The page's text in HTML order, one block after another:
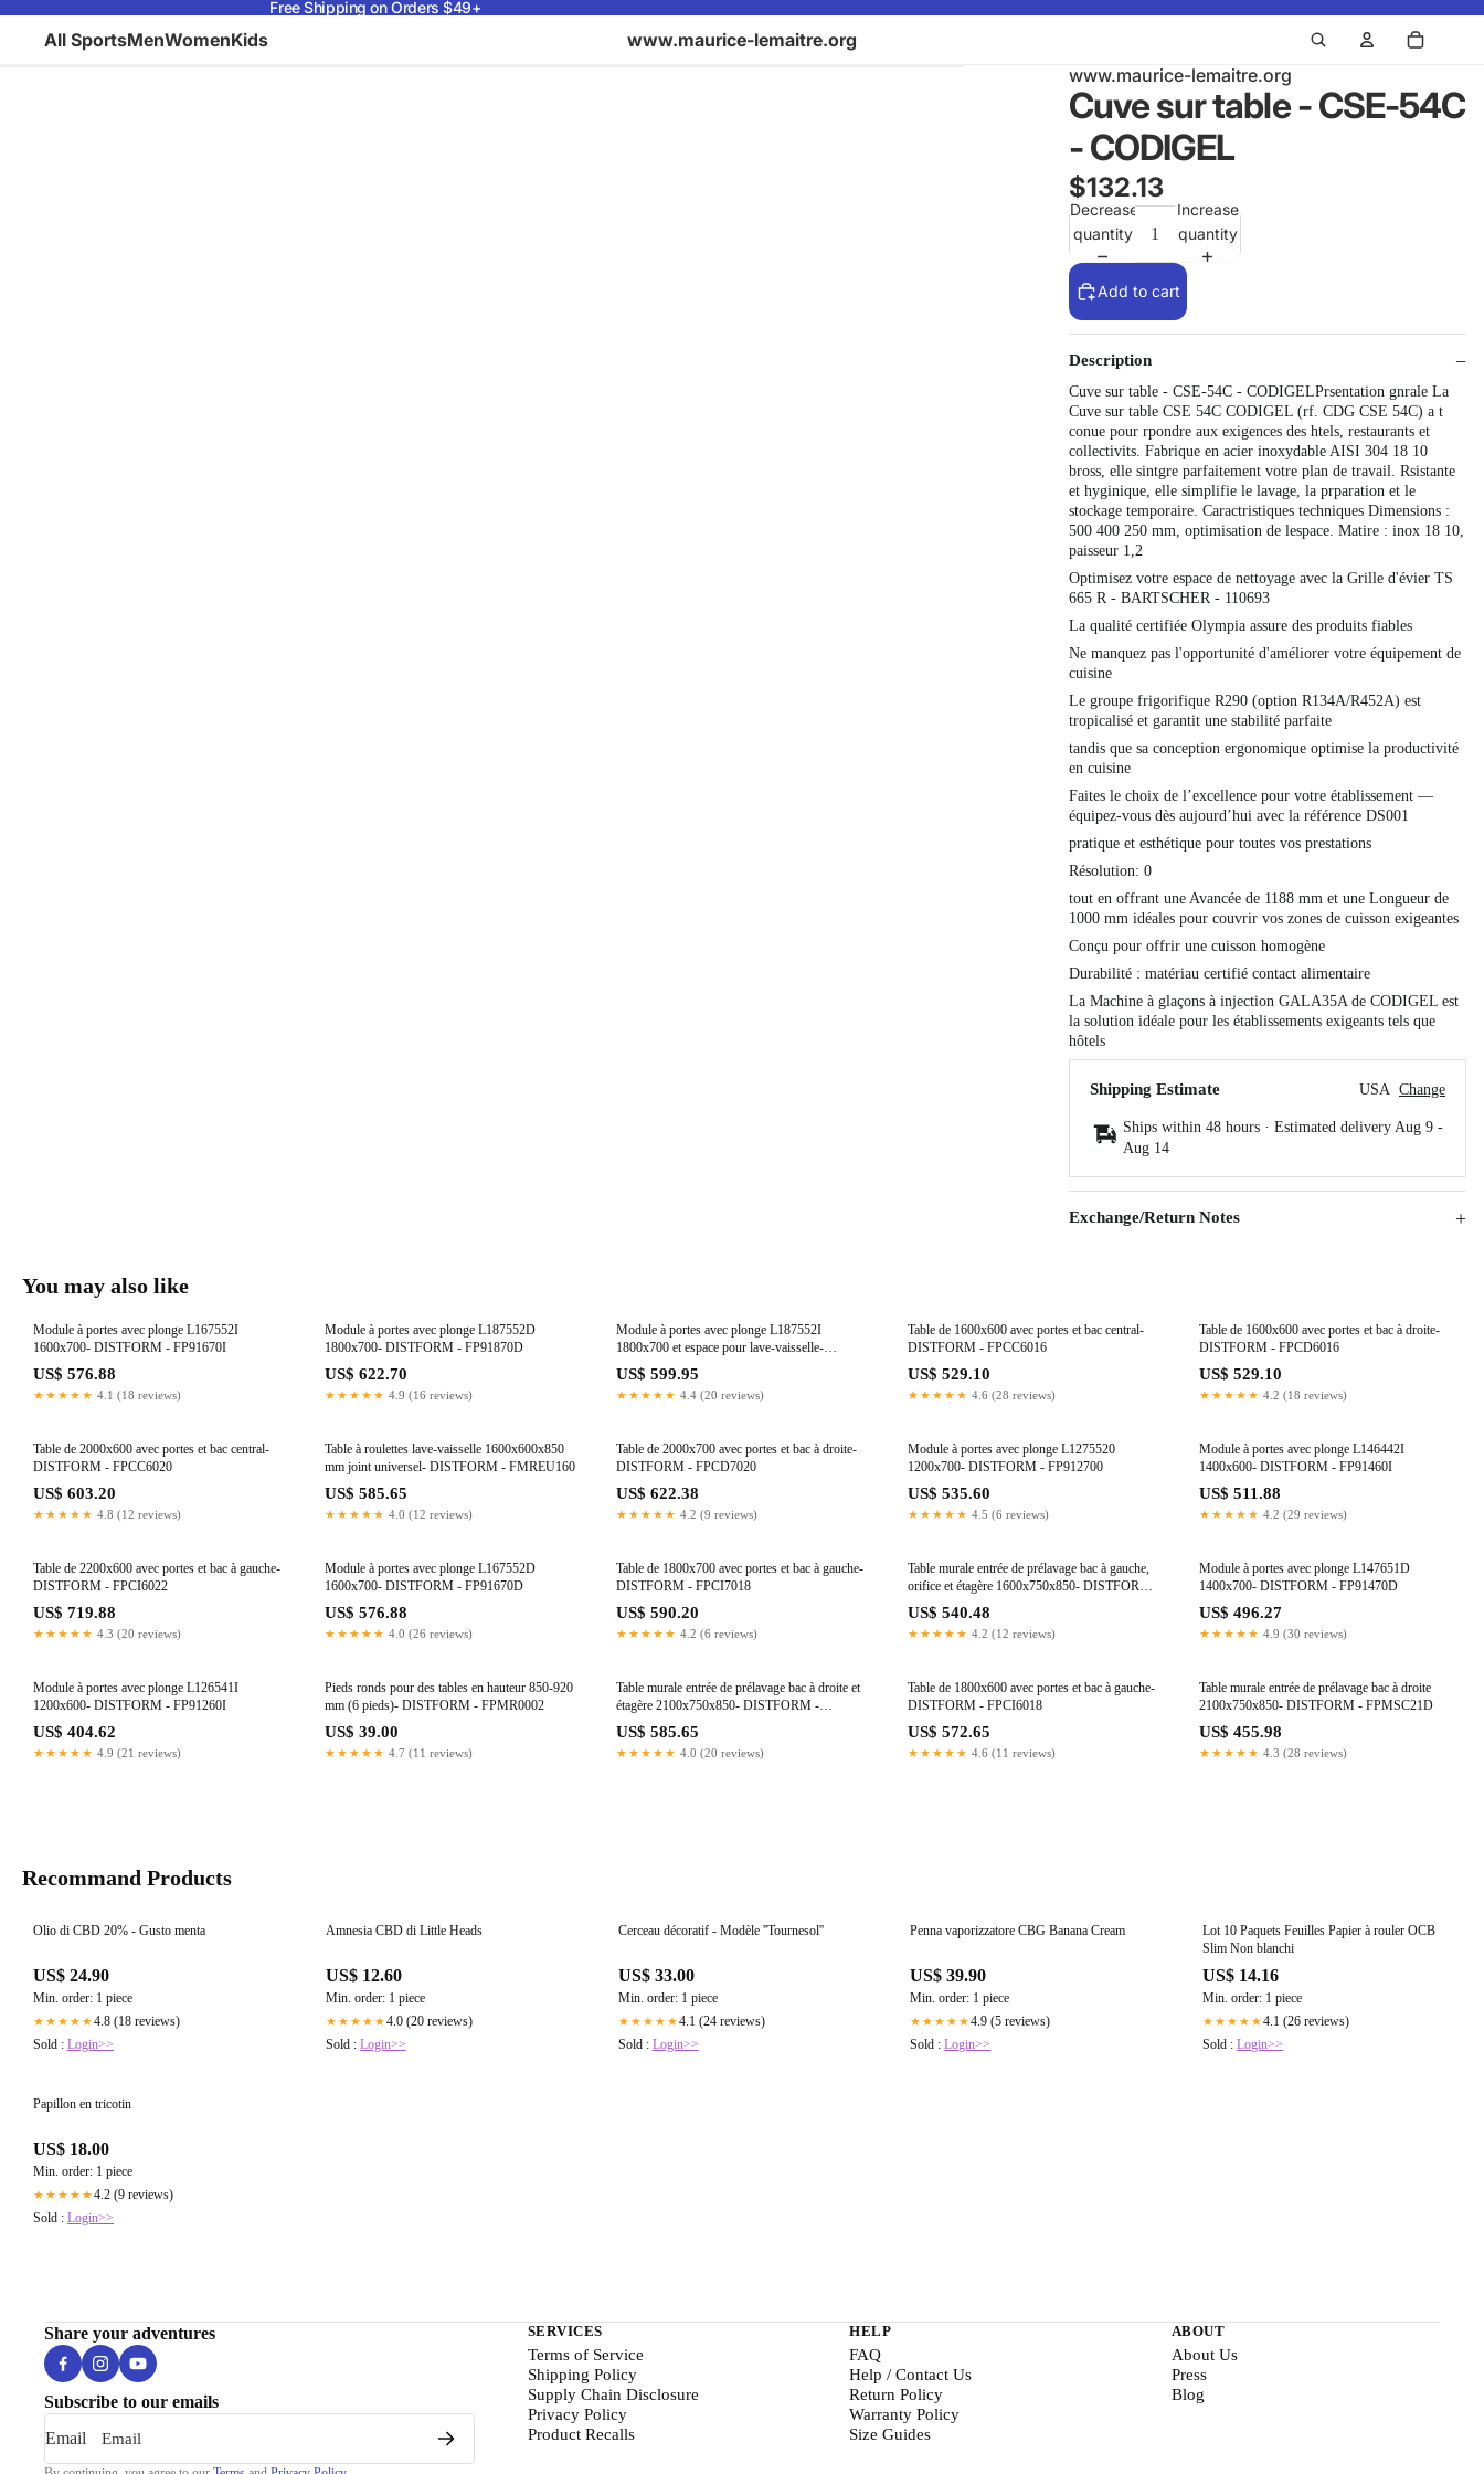
Free Shipping on Orders $49+
All SportsMenWomenKids
www.maurice-lemaitre.org
www.maurice-lemaitre.org
Cuve sur table - CSE-54C
- CODIGEL
$132.13
Decrease
quantity
Increase
quantity
Add to cart
Description
Cuve sur table - CSE-54C - CODIGELPrsentation gnrale La
Cuve sur table CSE 54C CODIGEL (rf. CDG CSE 54C) a t
conue pour rpondre aux exigences des htels, restaurants et
collectivits. Fabrique en acier inoxydable AISI 304 18 10
bross, elle sintgre parfaitement votre plan de travail. Rsistante
et hyginique, elle simplifie le lavage, la prparation et le
stockage temporaire. Caractristiques techniques Dimensions :
500 400 250 mm, optimisation de lespace. Matire : inox 18 10,
paisseur 1,2
Optimisez votre espace de nettoyage avec la Grille d'évier TS
665 R - BARTSCHER - 110693
La qualité certifiée Olympia assure des produits fiables
Ne manquez pas l'opportunité d'améliorer votre équipement de
cuisine
Le groupe frigorifique R290 (option R134A/R452A) est
tropicalisé et garantit une stabilité parfaite
tandis que sa conception ergonomique optimise la productivité
en cuisine
Faites le choix de l’excellence pour votre établissement —
équipez-vous dès aujourd’hui avec la référence DS001
pratique et esthétique pour toutes vos prestations
Résolution: 0
tout en offrant une Avancée de 1188 mm et une Longueur de
1000 mm idéales pour couvrir vos zones de cuisson exigeantes
Conçu pour offrir une cuisson homogène
Durabilité : matériau certifié contact alimentaire
La Machine à glaçons à injection GALA35A de CODIGEL est
la solution idéale pour les établissements exigeants tels que
hôtels
Shipping Estimate USA Change
Ships within 48 hours · Estimated delivery Aug 9 -
Aug 14
Exchange/Return Notes
You may also like
Module à portes avec plonge L167552I
1600x700- DISTFORM - FP91670I
US$ 576.88
★★★★★ 4.1 (18 reviews)
Module à portes avec plonge L187552D
1800x700- DISTFORM - FP91870D
US$ 622.70
★★★★★ 4.9 (16 reviews)
Module à portes avec plonge L187552I
1800x700 et espace pour lave-vaisselle-
DISTFORM - FP9187LI
US$ 599.95
★★★★★ 4.4 (20 reviews)
Table de 1600x600 avec portes et bac central-
DISTFORM - FPCC6016
US$ 529.10
★★★★★ 4.6 (28 reviews)
Table de 1600x600 avec portes et bac à droite-
DISTFORM - FPCD6016
US$ 529.10
★★★★★ 4.2 (18 reviews)
Table de 2000x600 avec portes et bac central-
DISTFORM - FPCC6020
US$ 603.20
★★★★★ 4.8 (12 reviews)
Table à roulettes lave-vaisselle 1600x600x850
mm joint universel- DISTFORM - FMREU160
US$ 585.65
★★★★★ 4.0 (12 reviews)
Table de 2000x700 avec portes et bac à droite-
DISTFORM - FPCD7020
US$ 622.38
★★★★★ 4.2 (9 reviews)
Module à portes avec plonge L1275520
1200x700- DISTFORM - FP912700
US$ 535.60
★★★★★ 4.5 (6 reviews)
Module à portes avec plonge L146442I
1400x600- DISTFORM - FP91460I
US$ 511.88
★★★★★ 4.2 (29 reviews)
Table de 2200x600 avec portes et bac à gauche-
DISTFORM - FPCI6022
US$ 719.88
★★★★★ 4.3 (20 reviews)
Module à portes avec plonge L167552D
1600x700- DISTFORM - FP91670D
US$ 576.88
★★★★★ 4.0 (26 reviews)
Table de 1800x700 avec portes et bac à gauche-
DISTFORM - FPCI7018
US$ 590.20
★★★★★ 4.2 (6 reviews)
Table murale entrée de prélavage bac à gauche,
orifice et étagère 1600x750x850- DISTFORM -
FPAEC16I
US$ 540.48
★★★★★ 4.2 (12 reviews)
Module à portes avec plonge L147651D
1400x700- DISTFORM - FP91470D
US$ 496.27
★★★★★ 4.9 (30 reviews)
Module à portes avec plonge L126541I
1200x600- DISTFORM - FP91260I
US$ 404.62
★★★★★ 4.9 (21 reviews)
Pieds ronds pour des tables en hauteur 850-920
mm (6 pieds)- DISTFORM - FPMR0002
US$ 39.00
★★★★★ 4.7 (11 reviews)
Table murale entrée de prélavage bac à droite et
étagère 2100x750x850- DISTFORM -
FPMEC21D
US$ 585.65
★★★★★ 4.0 (20 reviews)
Table de 1800x600 avec portes et bac à gauche-
DISTFORM - FPCI6018
US$ 572.65
★★★★★ 4.6 (11 reviews)
Table murale entrée de prélavage bac à droite
2100x750x850- DISTFORM - FPMSC21D
US$ 455.98
★★★★★ 4.3 (28 reviews)
Recommand Products
Olio di CBD 20% - Gusto menta
US$ 24.90
Min. order: 1 piece
★★★★★4.8 (18 reviews)
Sold : Login>>
Amnesia CBD di Little Heads
US$ 12.60
Min. order: 1 piece
★★★★★4.0 (20 reviews)
Sold : Login>>
Cerceau décoratif - Modèle ''Tournesol''
US$ 33.00
Min. order: 1 piece
★★★★★4.1 (24 reviews)
Sold : Login>>
Penna vaporizzatore CBG Banana Cream
US$ 39.90
Min. order: 1 piece
★★★★★4.9 (5 reviews)
Sold :Login>>
Lot 10 Paquets Feuilles Papier à rouler OCB
Slim Non blanchi
US$ 14.16
Min. order: 1 piece
★★★★★4.1 (26 reviews)
Sold :Login>>
Papillon en tricotin
US$ 18.00
Min. order: 1 piece
★★★★★4.2 (9 reviews)
Sold : Login>>
Share your adventures
Subscribe to our emails
Email
SERVICES
Terms of Service
Shipping Policy
Supply Chain Disclosure
Privacy Policy
Product Recalls
HELP
FAQ
Help / Contact Us
Return Policy
Warranty Policy
Size Guides
ABOUT
About Us
Press
Blog